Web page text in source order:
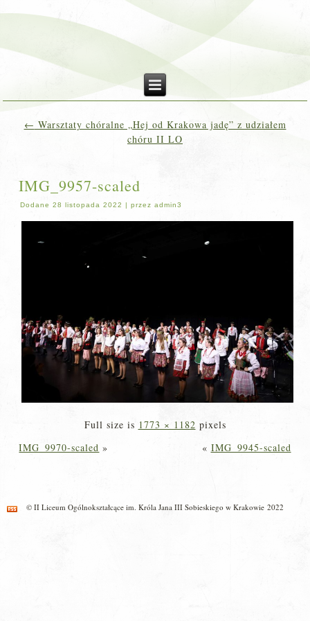
← Warsztaty chóralne „Hej od Krakowa jadę” z udziałem
chóru II LO
IMG_9957-scaled
Dodane 28 listopada 2022 |przez admin3
Full size is 1773 × 1182 pixels
IMG_9970-scaled » « IMG_9945-scaled
© II Liceum Ogólnokształcące im. Króla Jana III Sobieskiego w Krakowie 2022